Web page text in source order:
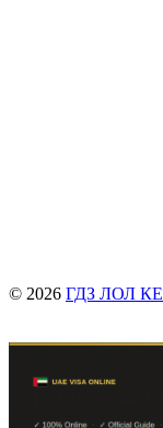
© 2026 ГДЗ ЛОЛ